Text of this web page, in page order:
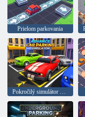
Prielom parkovania
Pokročilý simulátor parkovania